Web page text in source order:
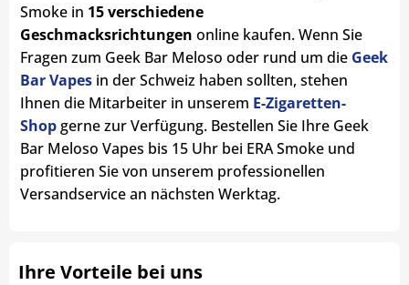
Smoke in 15 verschiedene
Geschmacksrichtungen online kaufen. Wenn Sie
Fragen zum Geek Bar Meloso oder rund um die Geek
Bar Vapes in der Schweiz haben sollten, stehen
Ihnen die Mitarbeiter in unserem E-Zigaretten-
Shopgerne zur Verfügung. Bestellen Sie Ihre Geek
Bar Meloso Vapes bis 15 Uhr bei ERA Smoke und
profitieren Sie von unserem professionellen
Versandservice an nächsten Werktag.
Ihre Vorteile bei uns